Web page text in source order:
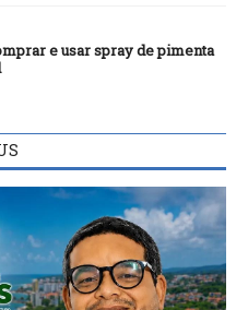
e usar spray de pimenta